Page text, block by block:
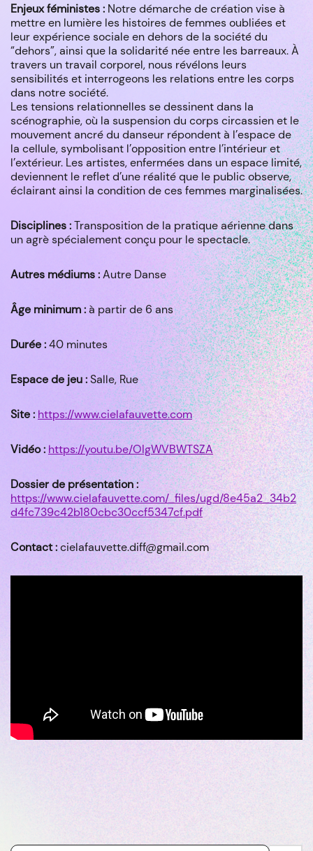
Enjeux féministes : Notre démarche de création vise à
mettre en lumière les histoires de femmes oubliées et
leur expérience sociale en dehors de la société du
“dehors”, ainsi que la solidarité née entre les barreaux. À
travers un travail corporel, nous révélons leurs
sensibilités et interrogeons les relations entre les corps
dans notre société.
Les tensions relationnelles se dessinent dans la
scénographie, où la suspension du corps circassien et le
mouvement ancré du danseur répondent à l’espace de
la cellule, symbolisant l’opposition entre l’intérieur et
l’extérieur. Les artistes, enfermées dans un espace limité,
deviennent le reflet d’une réalité que le public observe,
éclairant ainsi la condition de ces femmes marginalisées.
Disciplines :Transposition de la pratique aérienne dans
un agrè spécialement conçu pour le spectacle.
Autres médiums :Autre Danse
Âge minimum :à partir de 6 ans
Durée :40 minutes
Espace de jeu :Salle, Rue
Site : https://www.cielafauvette.com
Vidéo : https://youtu.be/OIgWVBWTSZA
Dossier de présentation :
https://www.cielafauvette.com/_files/ugd/8e45a2_34b2
d4fc739c42b180cbc30ccf5347cf.pdf
Contact :cielafauvette.diff@gmail.com